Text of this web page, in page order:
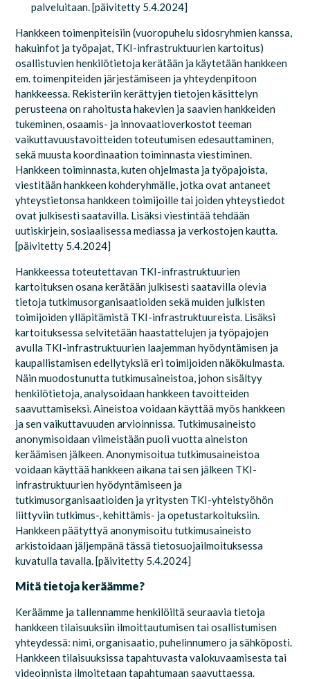
palveluitaan.[päivitetty 5.4.2024]
Hankkeen toimenpiteisiin (vuoropuhelu sidosryhmien kanssa,
hakuinfot ja työpajat, TKI-infrastruktuurien kartoitus)
osallistuvien henkilötietoja kerätään ja käytetään hankkeen
em. toimenpiteiden järjestämiseen ja yhteydenpitoon
hankkeessa. Rekisteriin kerättyjen tietojen käsittelyn
perusteena on rahoitusta hakevien ja saavien hankkeiden
tukeminen, osaamis- ja innovaatioverkostot teeman
vaikuttavuustavoitteiden toteutumisen edesauttaminen,
sekä muusta koordinaation toiminnasta viestiminen.
Hankkeen toiminnasta, kuten ohjelmasta ja työpajoista,
viestitään hankkeen kohderyhmälle, jotka ovat antaneet
yhteystietonsa hankkeen toimijoille tai joiden yhteystiedot
ovat julkisesti saatavilla. Lisäksi viestintää tehdään
uutiskirjein, sosiaalisessa mediassa ja verkostojen kautta.
[päivitetty 5.4.2024]
Hankkeessa toteutettavan TKI-infrastruktuurien
kartoituksen osana kerätään julkisesti saatavilla olevia
tietoja tutkimusorganisaatioiden sekä muiden julkisten
toimijoiden ylläpitämistä TKI-infrastruktuureista. Lisäksi
kartoituksessa selvitetään haastattelujen ja työpajojen
avulla TKI-infrastruktuurien laajemman hyödyntämisen ja
kaupallistamisen edellytyksiä eri toimijoiden näkökulmasta.
Näin muodostunutta tutkimusaineistoa, johon sisältyy
henkilötietoja, analysoidaan hankkeen tavoitteiden
saavuttamiseksi. Aineistoa voidaan käyttää myös hankkeen
ja sen vaikuttavuuden arvioinnissa. Tutkimusaineisto
anonymisoidaan viimeistään puoli vuotta aineiston
keräämisen jälkeen. Anonymisoitua tutkimusaineistoa
voidaan käyttää hankkeen aikana tai sen jälkeen TKI-
infrastruktuurien hyödyntämiseen ja
tutkimusorganisaatioiden ja yritysten TKI-yhteistyöhön
liittyviintutkimus-, kehittämis- ja opetustarkoituksiin.
Hankkeen päätyttyä anonymisoitu tutkimusaineisto
arkistoidaan jäljempänä tässä tietosuojailmoituksessa
kuvatulla tavalla. [päivitetty 5.4.2024]
Mitä tietoja keräämme?
Keräämme ja tallennamme henkilöiltä seuraavia tietoja
hankkeen tilaisuuksiin ilmoittautumisen tai osallistumisen
yhteydessä: nimi, organisaatio, puhelinnumero ja sähköposti.
Hankkeen tilaisuuksissa tapahtuvasta valokuvaamisesta tai
videoinnista ilmoitetaan tapahtumaan saavuttaessa.